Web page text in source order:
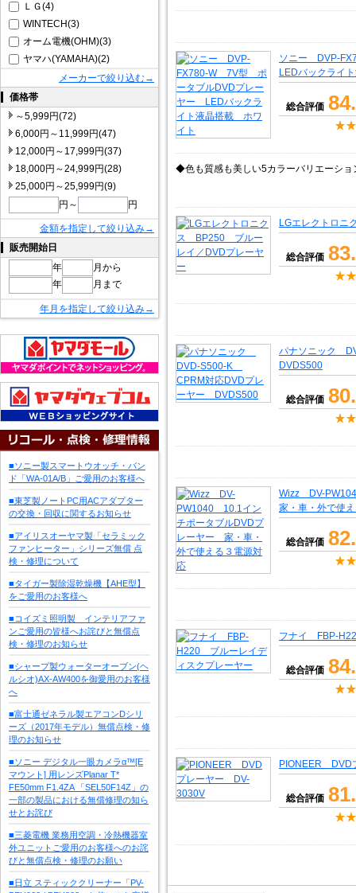
ＬＧ(4)
WINTECH(3)
オーム電機(OHM)(3)
ヤマハ(YAMAHA)(2)
メーカーで絞り込む→
価格帯
～5,999円(72)
6,000円～11,999円(47)
12,000円～17,999円(37)
18,000円～24,999円(28)
25,000円～25,999円(9)
円～
円
金額を指定して絞り込み→
販売開始日
年
月から
年
月まで
年月を指定して絞り込み→
■ソニー製スマートウオッチ・バン
ド「WA-01A/B」ご愛用のお客様へ
■東芝製ノートPC用ACアダプター
の交換・回収に関するお知らせ
■アイリスオーヤマ製「セラミック
ファンヒーター」シリーズ無償 点
検・修理について
■タイガー製除湿乾燥機【AHE型】
をご愛用のお客様へ
■コイズミ照明製 インテリアファ
ンご愛用の皆様へお詫びと無償点
検・修理のお知らせ
■シャープ製ウォーターオーブン(ヘ
ルシオ)AX-AW400を御愛用のお客様
へ
■富士通ゼネラル製エアコンDシリ
ーズ（2017年モデル）無償点検・修
理のお知らせ
■ソニー デジタル一眼カメラα™[E
マウント] 用レンズPlanar T*
FE50mm F1.4ZA 「SEL50F14Z」の
一部の製品における無償修理の知ら
せとお詫び
■三菱電機 業務用空調・冷熱機器室
外ユニットご愛用のお客様へのお詫
びと無償点検・修理のお願い
■日立 スティッククリーナー「PV-
ソニー DVP-
LEDバックライ
総合評価
◆色も質感も美しい5カラーバリエーショ
LGエレクトロ
総合評価
パナソニック
DVDS500
総合評価
Wizz DV-
家・車・外で使
総合評価
フナイ FBP-
総合評価
PIONEER DVD
総合評価